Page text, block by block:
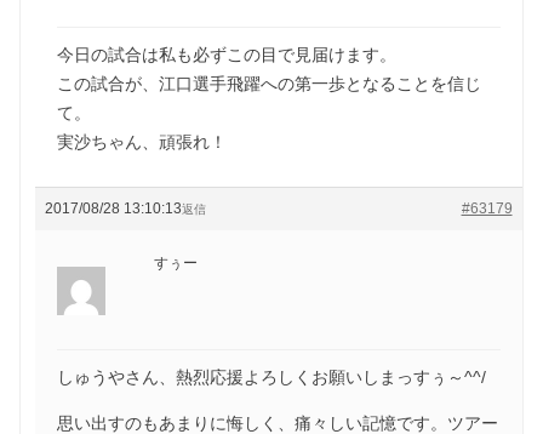
今日の試合は私も必ずこの目で見届けます。
この試合が、江口選手飛躍への第一歩となることを信じ
て。
実沙ちゃん、頑張れ！
2017/08/28 13:10:13 #63179
返信
すぅー
しゅうやさん、熱烈応援よろしくお願いしまっすぅ～^^/
思い出すのもあまりに悔しく、痛々しい記憶です。ツアー